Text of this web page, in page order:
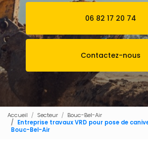
06 82 17 20 74
Contactez-nous
Accueil Secteur
Bouc-Bel-Air
Entreprise travaux VRD pour pose de
Bouc-Bel-Air